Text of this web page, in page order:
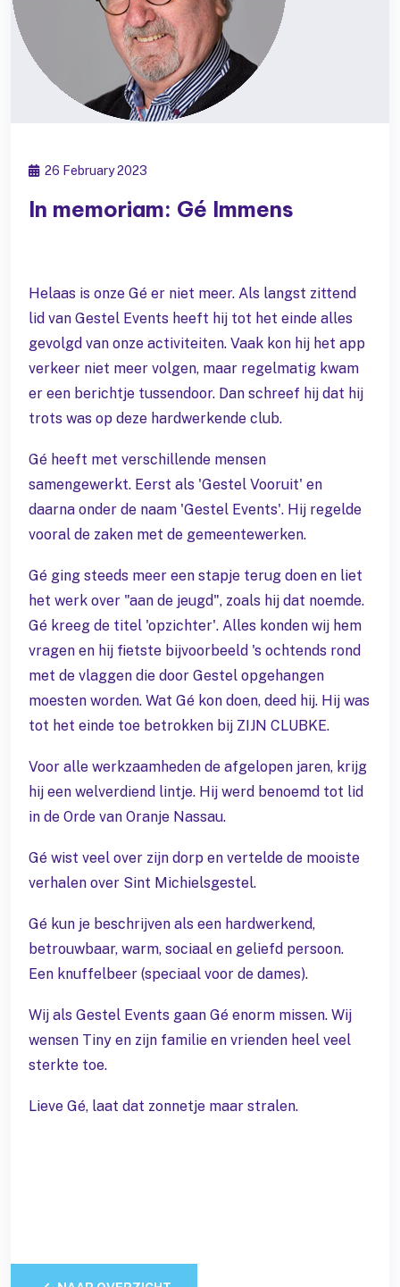
26 February 2023
In memoriam: Gé Immens
Helaas is onze Gé er niet meer. Als langst zittend
lid van Gestel Events heeft hij tot het einde alles
gevolgd van onze activiteiten. Vaak kon hij het app
verkeer niet meer volgen, maar regelmatig kwam
er een berichtje tussendoor. Dan schreef hij dat hij
trots was op deze hardwerkende club.
Gé heeft met verschillende mensen
samengewerkt. Eerst als 'Gestel Vooruit' en
daarna onder de naam 'Gestel Events'. Hij regelde
vooral de zaken met de gemeentewerken.
Gé ging steeds meer een stapje terug doen en liet
het werk over "aan de jeugd", zoals hij dat noemde.
Gé kreeg de titel 'opzichter'. Alles konden wij hem
vragen en hij fietste bijvoorbeeld 's ochtends rond
met de vlaggen die door Gestel opgehangen
moesten worden. Wat Gé kon doen, deed hij. Hij was
tot het einde toe betrokken bij ZIJN CLUBKE.
Voor alle werkzaamheden de afgelopen jaren, krijg
hij een welverdiend lintje. Hij werd benoemd tot lid
in de Orde van Oranje Nassau.
Gé wist veel over zijn dorp en vertelde de mooiste
verhalen over Sint Michielsgestel.
Gé kun je beschrijven als een hardwerkend,
betrouwbaar, warm, sociaal en geliefd persoon.
Een knuffelbeer (speciaal voor de dames).
Wij als Gestel Events gaan Gé enorm missen. Wij
wensen Tiny en zijn familie en vrienden heel veel
sterkte toe.
Lieve Gé, laat dat zonnetje maar stralen.